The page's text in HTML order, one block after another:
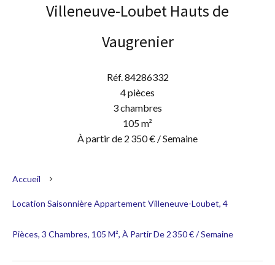
Villeneuve-Loubet Hauts de
Vaugrenier
Réf. 84286332
4 pièces
3 chambres
105 m²
À partir de 2 350 € / Semaine
Accueil
Location Saisonnière Appartement Villeneuve-Loubet, 4
Pièces, 3 Chambres, 105 M², À Partir De 2 350 € / Semaine